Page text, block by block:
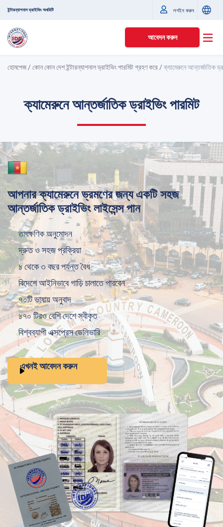
ইন্টারন্যাশনাল ড্রাইভিং অথরিটি লগইন করুন
আবেদন করুন
হোমপেজ/কোন কোন দেশ ইন্টারন্যাশনাল ড্রাইভিং পারমিট গ্রহণ করে /ক্যামেরুনে আন্তর্জাতিক
ক্যামেরুনে আন্তর্জাতিক ড্রাইভিং পারমিট
আপনার ক্যামেরুনে ভ্রমণের জন্য একটি সহজ
আন্তর্জাতিক ড্রাইভিং লাইসেন্স পান
তাৎক্ষণিক অনুমোদন
দ্রুত ও সহজ প্রক্রিয়া
১ থেকে ৩ বছর পর্যন্ত বৈধ
বিদেশে আইনিভাবে গাড়ি চালাতে পারবেন
৭০টি ভাষায় অনুবাদ
১৭০ টিরও বেশি দেশে স্বীকৃত
বিশ্বব্যাপী এক্সপ্রেস ডেলিভারি
এখনই আবেদন করুন